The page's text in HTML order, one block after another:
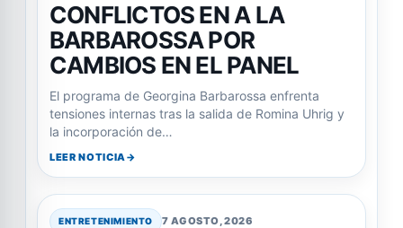
CONFLICTOS EN A LA
BARBAROSSA POR
CAMBIOS EN EL PANEL
El programa de Georgina Barbarossa enfrenta
tensiones internas tras la salida de Romina Uhrig y
la incorporación de…
LEER NOTICIA
ENTRETENIMIENTO 7 AGOSTO, 2026